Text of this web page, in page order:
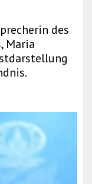
des
Maria